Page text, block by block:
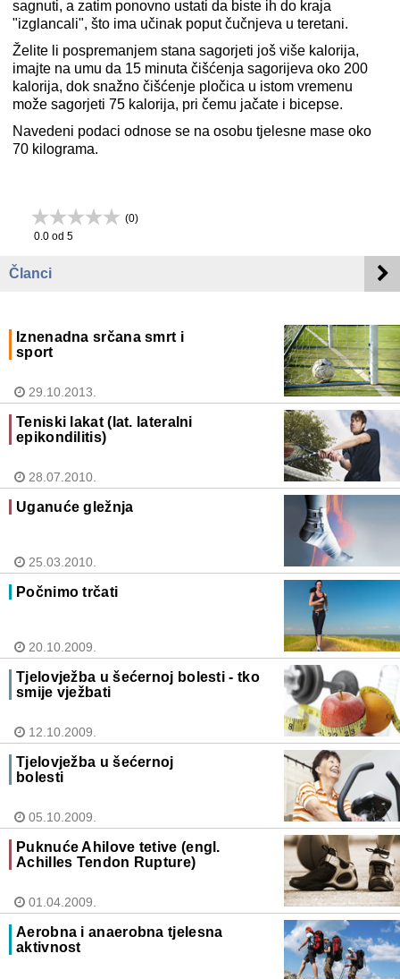
sagnuti, a zatim ponovno ustati da biste ih do kraja
"izglancali", što ima učinak poput čučnjeva u teretani.
Želite li pospremanjem stana sagorjeti još više kalorija,
imajte na umu da 15 minuta čišćenja sagorijeva oko 200
kalorija, dok snažno čišćenje pločica u istom vremenu
može sagorjeti 75 kalorija, pri čemu jačate i bicepse.
Navedeni podaci odnose se na osobu tjelesne mase oko
70 kilograma.
(0)
0.0 od 5
Članci
Iznenadna srčana smrt i
sport
29.10.2013.
Teniski lakat (lat. lateralni
epikondilitis)
28.07.2010.
Uganuće gležnja
25.03.2010.
Počnimo trčati
20.10.2009.
Tjelovježba u šećernoj bolesti - tko
smije vježbati
12.10.2009.
Tjelovježba u šećernoj
bolesti
05.10.2009.
Puknuće Ahilove tetive (engl.
Achilles Tendon Rupture)
01.04.2009.
Aerobna i anaerobna tjelesna
aktivnost